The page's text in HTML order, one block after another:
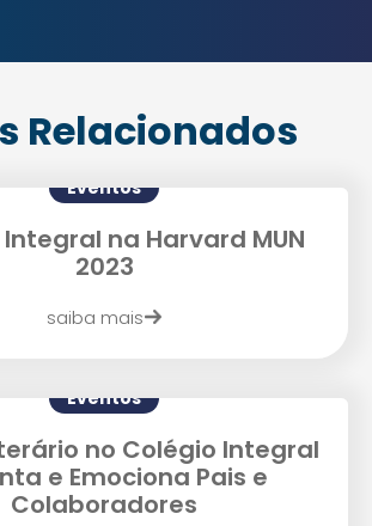
Relacionados
Eventos
na Harvard MUN
2023
saiba mais
Eventos
no Colégio Integral
e Emociona Pais e
Colaboradores
Agende uma visita